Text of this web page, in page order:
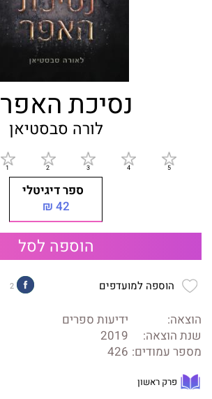
נסיכת האפר 1
לורה סבסטיאן
ספר דיגיטלי
42 ₪
הוספה לסל
הוספה למועדפים 2
הוצאה:
ידיעות ספרים
שנת הוצאה:
2019
מספר עמודים: 426
פרק ראשון